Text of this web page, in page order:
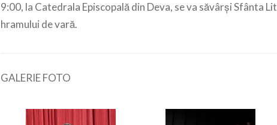
9:00, la Catedrala Episcopală din Deva, se va săvârşi Sfânta
hramului de vară.
GALERIE FOTO